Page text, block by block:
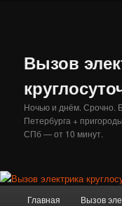
Вызов
Ночью и днём. Срочно.
Петербурга +
СПб — от 10 минут.
Главная Вызов